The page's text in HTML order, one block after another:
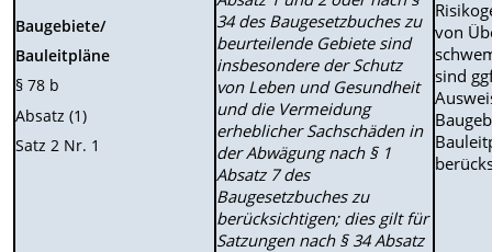
Baugebiete/
Bauleitpläne
§ 78 b
Absatz (1)
Satz 2 Nr. 1
34 des Baugesetz­buches zu
beurteilende Gebiete sind
insbesondere der Schutz
von Leben und Gesundheit
und die Vermeidung
erheblicher Sachschäden in
der Abwägung nach § 1
Absatz 7 des
Baugesetzbuches zu
berücksichtigen; dies gilt für
Satzungen nach § 34 Absatz
von
sind